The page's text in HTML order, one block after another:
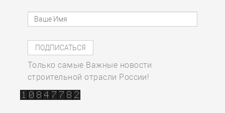
Только самые Важные новости
строительной отрасли России!